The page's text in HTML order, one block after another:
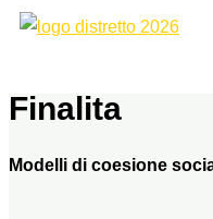
Finalita
Modelli di coesione